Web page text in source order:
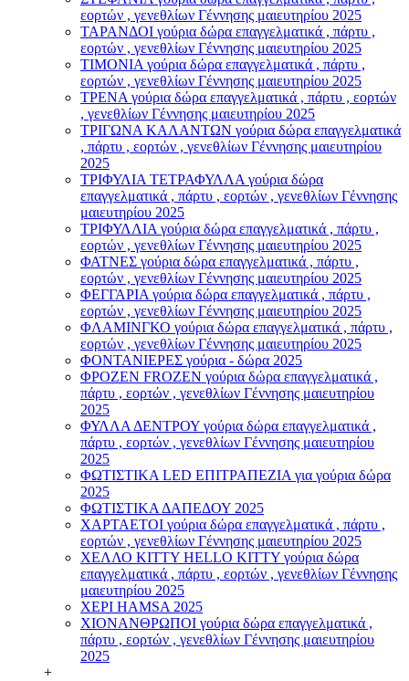
εορτών , γενεθλίων Γέννησης μαιευτηρίου 2025
ΤΑΡΑΝΔΟΙ γούρια δώρα επαγγελματικά , πάρτυ ,
εορτών , γενεθλίων Γέννησης μαιευτηρίου 2025
ΤΙΜΟΝΙA γούρια δώρα επαγγελματικά , πάρτυ ,
εορτών , γενεθλίων Γέννησης μαιευτηρίου 2025
ΤΡΕΝΑ γούρια δώρα επαγγελματικά , πάρτυ , εορτών
, γενεθλίων Γέννησης μαιευτηρίου 2025
ΤΡΙΓΩΝΑ ΚΑΛΑΝΤΩΝ γούρια δώρα επαγγελματικά
, πάρτυ , εορτών , γενεθλίων Γέννησης μαιευτηρίου
2025
ΤΡΙΦΥΛΙΑ ΤΕΤΡΑΦΥΛΛΑ γούρια δώρα
επαγγελματικά , πάρτυ , εορτών , γενεθλίων Γέννησης
μαιευτηρίου 2025
ΤΡΙΦΥΛΛΙΑ γούρια δώρα επαγγελματικά , πάρτυ ,
εορτών , γενεθλίων Γέννησης μαιευτηρίου 2025
ΦΑΤΝΕΣ γούρια δώρα επαγγελματικά , πάρτυ ,
εορτών , γενεθλίων Γέννησης μαιευτηρίου 2025
ΦΕΓΓΑΡΙΑ γούρια δώρα επαγγελματικά , πάρτυ ,
εορτών , γενεθλίων Γέννησης μαιευτηρίου 2025
ΦΛΑΜΙΝΓΚΟ γούρια δώρα επαγγελματικά , πάρτυ ,
εορτών , γενεθλίων Γέννησης μαιευτηρίου 2025
ΦΟΝΤΑΝΙΕΡΕΣ γούρια - δώρα 2025
ΦΡΟΖΕΝ FROZEN γούρια δώρα επαγγελματικά ,
πάρτυ , εορτών , γενεθλίων Γέννησης μαιευτηρίου
2025
ΦΥΛΛΑ ΔΕΝΤΡΟΥ γούρια δώρα επαγγελματικά ,
πάρτυ , εορτών , γενεθλίων Γέννησης μαιευτηρίου
2025
ΦΩΤΙΣΤΙΚΑ LED ΕΠΙΤΡΑΠΕΖΙΑ για γούρια δώρα
2025
ΦΩΤΙΣΤΙΚΑ ΔΑΠΕΔΟΥ 2025
ΧΑΡΤΑΕΤΟI γούρια δώρα επαγγελματικά , πάρτυ ,
εορτών , γενεθλίων Γέννησης μαιευτηρίου 2025
ΧΕΛΛΟ ΚΙΤΤΥ HELLO KITTY γούρια δώρα
επαγγελματικά , πάρτυ , εορτών , γενεθλίων Γέννησης
μαιευτηρίου 2025
ΧΕΡΙ HAMSA 2025
ΧΙΟΝΑΝΘΡΩΠΟΙ γούρια δώρα επαγγελματικά ,
πάρτυ , εορτών , γενεθλίων Γέννησης μαιευτηρίου
2025
+